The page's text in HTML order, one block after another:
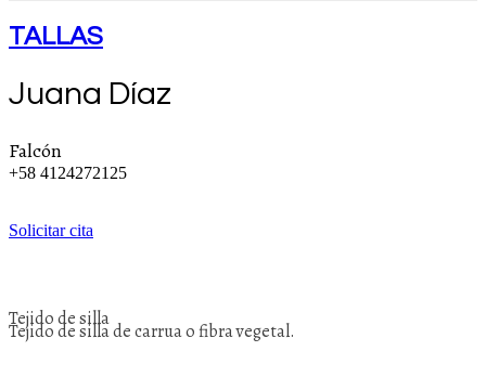
TALLAS
Juana Díaz
Falcón
+58 4124272125
Solicitar cita
Tejido de silla
Tejido de silla de carrua o fibra vegetal.